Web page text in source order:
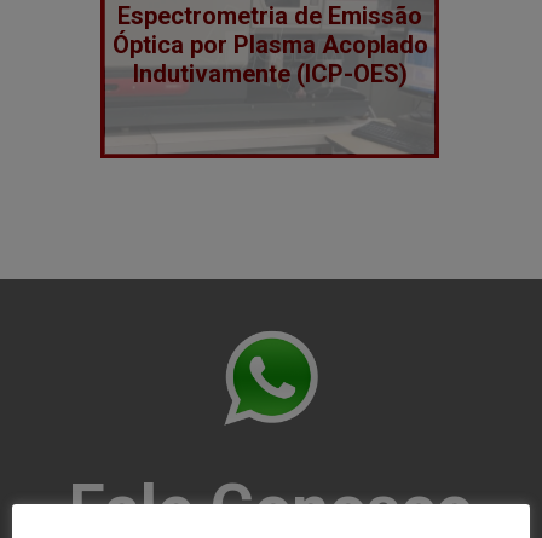
Espectrometria de Emissão
Óptica por Plasma Acoplado
Indutivamente (ICP-OES)
Fale Conosco